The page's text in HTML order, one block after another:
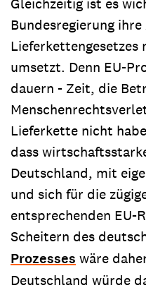
Bundesregierung
Lieferkettengesetzes
umsetzt. Denn EU-
dauern - Zeit, die
Lieferkette nicht
dass
Deutschland, mit
und sich für die
entsprechenden EU-
Scheitern des
Prozesses wäre
Deutschland würde